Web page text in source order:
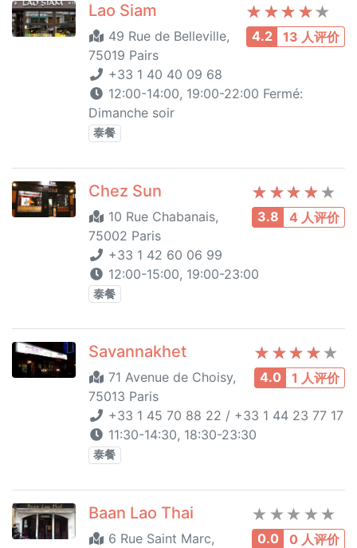
4.2 13 人评价
Lao Siam
49 Rue de Belleville,
75019 Pairs
+33 1 40 40 09 68
12:00-14:00, 19:00-22:00 Fermé:
Dimanche soir
泰餐
3.8 4 人评价
Chez Sun
10 Rue Chabanais,
75002 Paris
+33 1 42 60 06 99
12:00-15:00, 19:00-23:00
泰餐
4.0 1 人评价
Savannakhet
71 Avenue de Choisy,
75013 Paris
+33 1 45 70 88 22 / +33 1 44 23 77 17
11:30-14:30, 18:30-23:30
泰餐
0.0 0 人评价
Baan Lao Thai
6 Rue Saint Marc,